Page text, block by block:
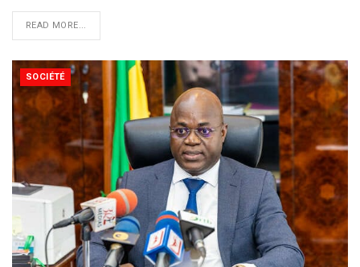
READ MORE...
SOCIÉTÉ